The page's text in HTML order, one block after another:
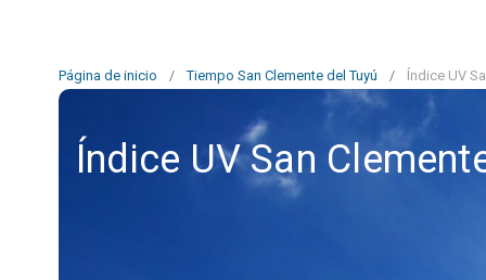
Página de inicio / Tiempo San Clemente del Tuyú / Índice UV
Índice UV San